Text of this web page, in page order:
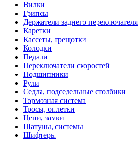
Вилки
Грипсы
Держатели заднего переключателя
Каретки
Кассеты, трещотки
Колодки
Педали
Переключатели скоростей
Подшипники
Рули
Седла, подседельные столбики
Тормозная система
Тросы, оплетки
Цепи, замки
Шатуны, системы
Шифтеры